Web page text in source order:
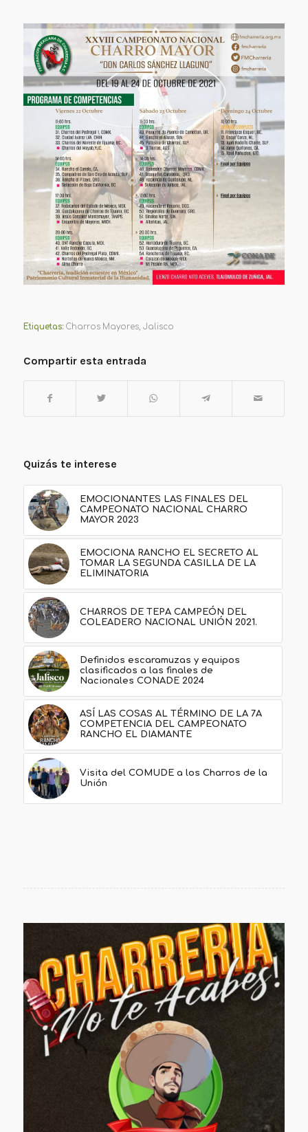
Etiquetas: Charros Mayores, Jalisco
Compartir esta entrada
Quizás te interese
EMOCIONANTES LAS FINALES DEL
CAMPEONATO NACIONAL CHARRO
MAYOR 2023
EMOCIONA RANCHO EL SECRETO AL
TOMAR LA SEGUNDA CASILLA DE LA
ELIMINATORIA
CHARROS DE TEPA CAMPEÓN DEL
COLEADERO NACIONAL UNIÓN 2021.
Definidos escaramuzas y equipos
clasificados a las finales de
Nacionales CONADE 2024
ASÍ LAS COSAS AL TÉRMINO DE LA 7A
COMPETENCIA DEL CAMPEONATO
RANCHO EL DIAMANTE
Visita del COMUDE a los Charros de la
Unión